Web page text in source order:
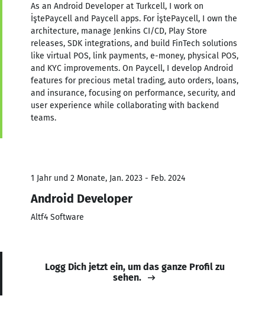
As an Android Developer at Turkcell, I work on
İştePaycell and Paycell apps. For İştePaycell, I own the
architecture, manage Jenkins CI/CD, Play Store
releases, SDK integrations, and build FinTech solutions
like virtual POS, link payments, e-money, physical POS,
and KYC improvements. On Paycell, I develop Android
features for precious metal trading, auto orders, loans,
and insurance, focusing on performance, security, and
user experience while collaborating with backend
teams.
1 Jahr und 2 Monate, Jan. 2023 - Feb. 2024
Android Developer
Altf4 Software
Logg Dich jetzt ein, um das ganze Profil zu
sehen.